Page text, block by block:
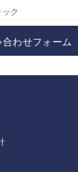
ク
合わせフォー